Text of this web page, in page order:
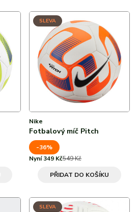
SLEVA
Nike
Fotbalový míč Pitch
-36%
Nyní 349 Kč549 Kč
PŘIDAT DO KOŠÍKU
SLEVA